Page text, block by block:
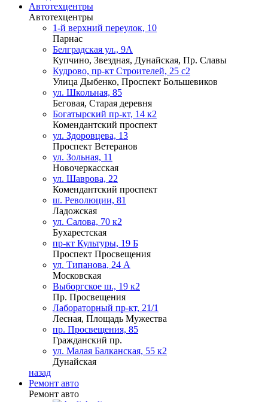
Автотехцентры
Автотехцентры
1-й верхний переулок, 10
Парнас
Белградская ул., 9А
Купчино, Звездная, Дунайская, Пр. Славы
Кудрово, пр-кт Строителей, 25 с2
Улица Дыбенко, Проспект Большевиков
ул. Школьная, 85
Беговая, Старая деревня
Богатырский пр-кт, 14 к2
Комендантский проспект
ул. Здоровцева, 13
Проспект Ветеранов
ул. Зольная, 11
Новочеркасская
ул. Шаврова, 22
Комендантский проспект
ш. Революции, 81
Ладожская
ул. Салова, 70 к2
Бухарестская
пр-кт Культуры, 19 Б
Проспект Просвещения
ул. Типанова, 24 А
Московская
Выборгское ш., 19 к2
Пр. Просвещения
Лабораторный пр-кт, 21/1
Лесная, Площадь Мужества
пр. Просвещения, 85
Гражданский пр.
ул. Малая Балканская, 55 к2
Дунайская
назад
Ремонт авто
Ремонт авто